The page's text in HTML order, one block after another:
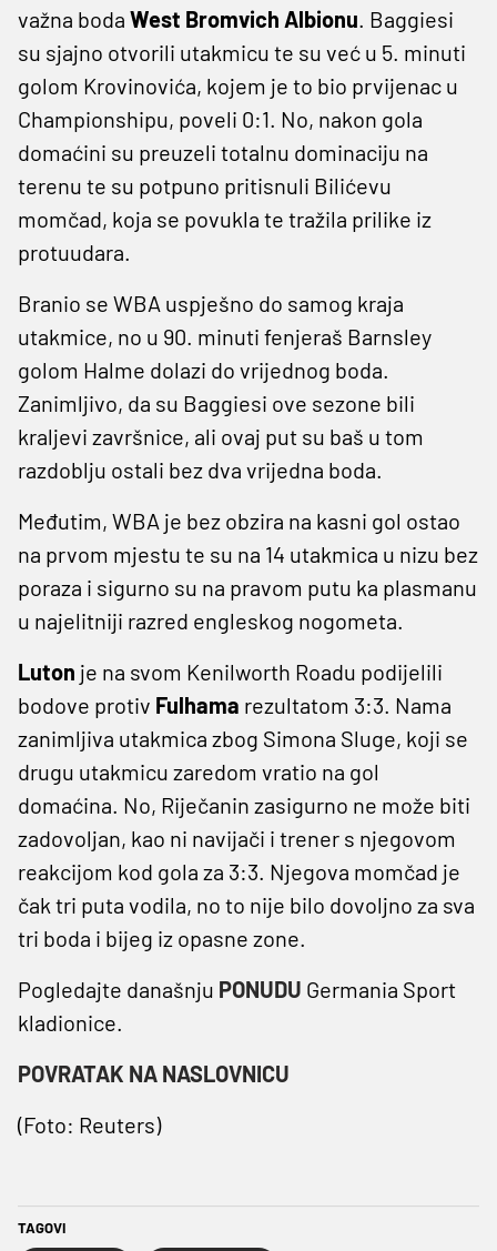
važna boda West Bromvich Albionu. Baggiesi
su sjajno otvorili utakmicu te su već u 5. minuti
golom Krovinovića, kojem je to bio prvijenac u
Championshipu, poveli 0:1. No, nakon gola
domaćini su preuzeli totalnu dominaciju na
terenu te su potpuno pritisnuli Bilićevu
momčad, koja se povukla te tražila prilike iz
protuudara.
Branio se WBA uspješno do samog kraja
utakmice, no u 90. minuti fenjeraš Barnsley
golom Halme dolazi do vrijednog boda.
Zanimljivo, da su Baggiesi ove sezone bili
kraljevi završnice, ali ovaj put su baš u tom
razdoblju ostali bez dva vrijedna boda.
Međutim, WBA je bez obzira na kasni gol ostao
na prvom mjestu te su na 14 utakmica u nizu bez
poraza i sigurno su na pravom putu ka plasmanu
u najelitniji razred engleskog nogometa.
Luton je na svom Kenilworth Roadu podijelili
bodove protiv Fulhama rezultatom 3:3. Nama
zanimljiva utakmica zbog Simona Sluge, koji se
drugu utakmicu zaredom vratio na gol
domaćina. No, Riječanin zasigurno ne može biti
zadovoljan, kao ni navijači i trener s njegovom
reakcijom kod gola za 3:3. Njegova momčad je
čak tri puta vodila, no to nije bilo dovoljno za sva
tri boda i bijeg iz opasne zone.
Pogledajte današnju PONUDU Germania Sport
kladionice.
POVRATAK NA NASLOVNICU
(Foto: Reuters)
TAGOVI